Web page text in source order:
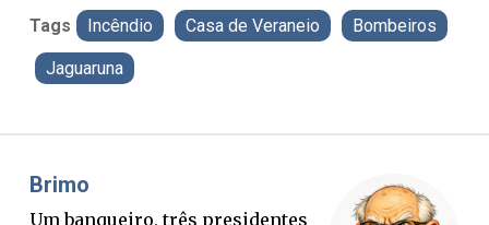
Tags Incêndio Casa de Veraneio Bombeiros
Jaguaruna
Misael Elias
O Boato corre mais rápido que a